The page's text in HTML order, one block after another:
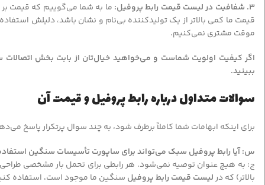
۳. شفافیت در لیست قیمت رابط پروفیل:
ما به شما می‌گوییم که قیمت
قیمت ما کمی بالاتر از یک تولیدکننده بی‌نام و نشان باشد، دلیلش
موقت مشتری نمی‌کنیم.
اگر کیفیت اولویت شماست و می‌خواهید خیال‌تان از بابت بخش اتصالات
ببینید.
سوالات متداول درباره رابط پروفیل و قیمت آن
برای اینکه ابهامات شما کاملاً برطرف شود، به چند سوال پرتکرار پاسخ
س: آیا رابط پروفیل سبک می‌تواند برای ساپورت تأسیسات سنگین
ج: به هیچ عنوان توصیه نمی‌شود. هر رابطی برای تحمل بار مشخصی
بالاتر) که درلیست قیمت رابط پروفیل سنگین ما موجود است، استفاده